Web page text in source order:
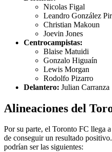
Nicolas Figal
Leandro González
Christian Makoun
Joevin Jones
Centrocampistas:
Blaise Matuidi
Gonzalo Higuaín
Lewis Morgan
Rodolfo Pizarro
Delantero: Julian Carranza
Alineaciones del
Por su parte, el Toronto FC llega
de conseguir un resultado
podrían ser las siguientes: